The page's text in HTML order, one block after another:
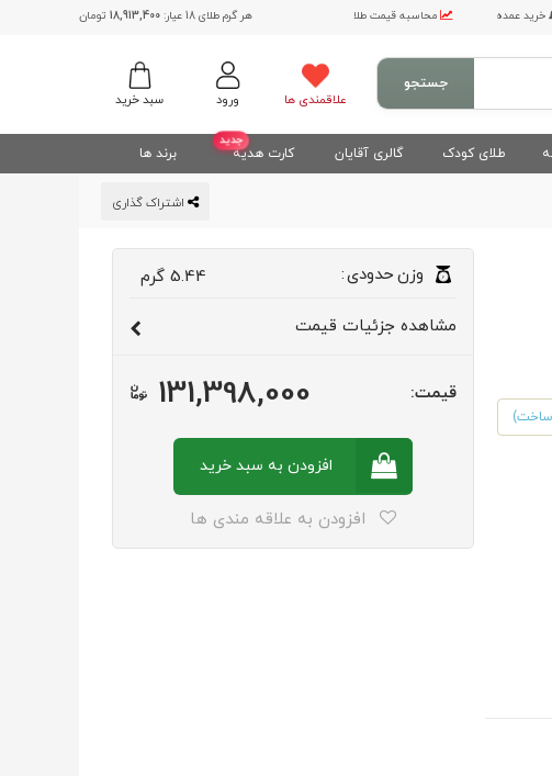
خرید عمده محاسبه قیمت طلا هر گرم طلای 18 عیار: 18,913,400 تومان
سبد خرید ورود علاقمندی ها
جستجو
طلای کودک گالری آقایان
جدید
کارت هدیه برند ها
وزنحدودی:
5.44 گرم
مشاهده جزئیات قیمت
قیمت: 131,398,000
افزودن به سبدخرید
افزودن به علاقه مندی ها